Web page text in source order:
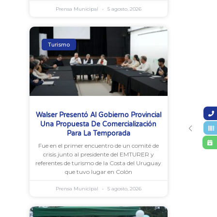
Prensa Municipal 5 agosto, 2026
Turismo
Walser Presentó Al Gobierno Provincial
Una Propuesta De Comercialización
Para La Temporada
Fue en el primer encuentro de un comité de
crisis junto al presidente del EMTURER y
referentes de turismo de la Costa del Uruguay
que tuvo lugar en Colón
Prensa Municipal 5 agosto, 2026